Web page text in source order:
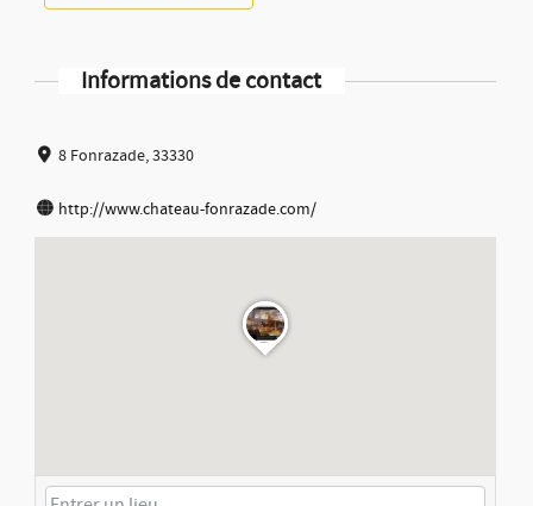
Informations de contact
8 Fonrazade, 33330
http://www.chateau-fonrazade.com/